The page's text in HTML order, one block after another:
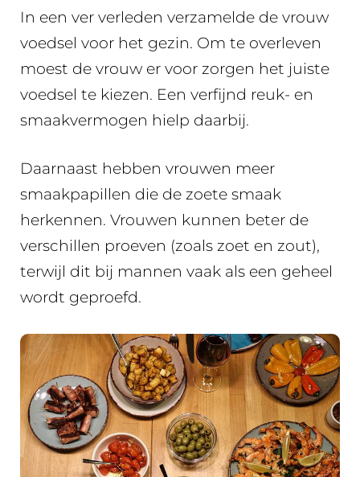
In een ver verleden verzamelde de vrouw
voedsel voor het gezin. Om te overleven
moest de vrouw er voor zorgen het juiste
voedsel te kiezen. Een verfijnd reuk- en
smaakvermogen hielp daarbij.
Daarnaast hebben vrouwen meer
smaakpapillen die de zoete smaak
herkennen. Vrouwen kunnen beter de
verschillen proeven (zoals zoet en zout),
terwijl dit bij mannen vaak als een geheel
wordt geproefd.